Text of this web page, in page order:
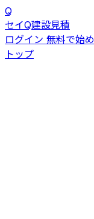
Q
セイQ建設見積
ログイン 無料で始
トップ